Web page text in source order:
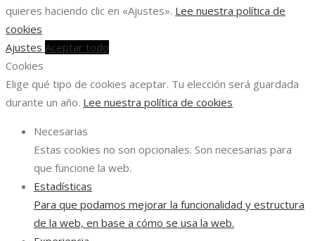
quieres haciendo clic en «Ajustes». Lee nuestra política de
cookies
Ajustes Aceptar todo
Cookies
Elige qué tipo de cookies aceptar. Tu elección será guardada
durante un año. Lee nuestra política de cookies
Necesarias
Estas cookies no son opcionales. Son necesarias para
que funcione la web.
Estadísticas
Para que podamos mejorar la funcionalidad y estructura
de la web, en base a cómo se usa la web.